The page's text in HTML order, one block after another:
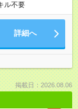
ル不要
詳細へ
掲載日：2026.08.06